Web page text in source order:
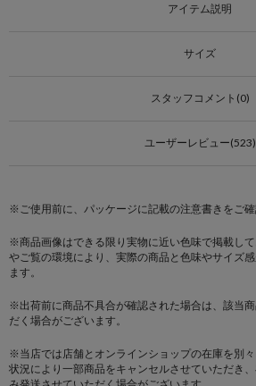
アイテム説明
サイズ
スタッフコメント(0)
ユーザーレビュー(523)
※ご使用前に、パッケージに記載の注意書きをご確
※商品画像はできる限り実物に近い色味で掲載し
やご覧の環境により、実際の商品と色味やサイズ
ます。
※出荷前に商品不具合が確認された場合は、該当
だく場合がございます。
※当店では店舗とオンラインショップの在庫を別
状況により一部商品をキャンセルさせていただき